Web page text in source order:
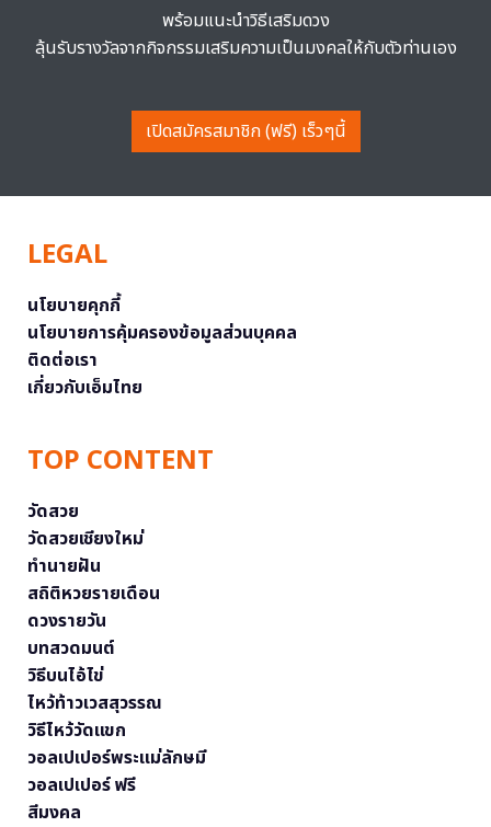
พร้อมแนะนำวิธีเสริมดวง
ลุ้นรับรางวัลจากกิจกรรมเสริมความเป็นมงคลให้กับตัวท่านเอง
เปิดสมัครสมาชิก (ฟรี) เร็วๆนี้
LEGAL
นโยบายคุกกี้
นโยบายการคุ้มครองข้อมูลส่วนบุคคล
ติดต่อเรา
เกี่ยวกับเอ็มไทย
TOP CONTENT
วัดสวย
วัดสวยเชียงใหม่
ทำนายฝัน
สถิติหวยรายเดือน
ดวงรายวัน
บทสวดมนต์
วิธีบนไอ้ไข่
ไหว้ท้าวเวสสุวรรณ
วิธีไหว้วัดแขก
วอลเปเปอร์พระแม่ลักษมี
วอลเปเปอร์ ฟรี
สีมงคล